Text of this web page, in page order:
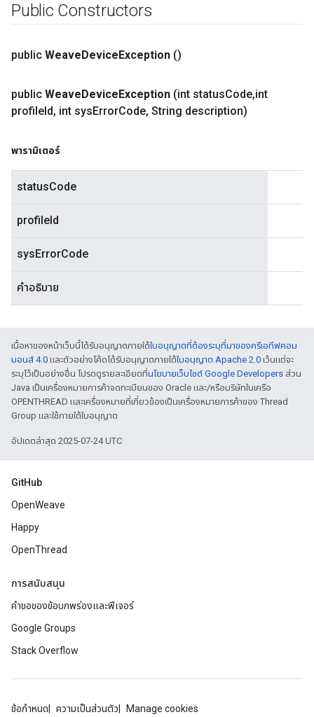
Public Constructors
public WeaveDeviceException ()
public WeaveDeviceException (int statusCode,int
profileId, int sysErrorCode, String description)
พารามิเตอร์
statusCode
profileId
sysErrorCode
คำอธิบาย
เนื้อหาของหน้าเว็บนี้ได้รับอนุญาตภายใต้ใบอนุญาตที่ต้องระบุที่มาของครีเอทีฟคอม
มอนส์ 4.0 และตัวอย่างโค้ดได้รับอนุญาตภายใต้ใบอนุญาต Apache 2.0 เว้นแต่จะ
ระบุไว้เป็นอย่างอื่น โปรดดูรายละเอียดที่นโยบายเว็บไซต์ Google Developers ส่วน
Java เป็นเครื่องหมายการค้าจดทะเบียนของ Oracle และ/หรือบริษัทในเครือ
OPENTHREAD และเครื่องหมายที่เกี่ยวข้องเป็นเครื่องหมายการค้าของ Thread
Group และใช้ภายใต้ใบอนุญาต
อัปเดตล่าสุด 2025-07-24 UTC
GitHub
OpenWeave
Happy
OpenThread
การสนับสนุน
คำขอของข้อบกพร่องและฟีเจอร์
Google Groups
Stack Overflow
ข้อกำหนด ความเป็นส่วนตัว Manage cookies